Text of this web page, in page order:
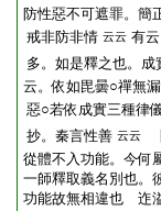
防性惡不可遮罪。簡
戒非防非情 云云 有
多。如是釋之也。
云。依如毘曇○禪無
惡○若依成實三種律
抄。秦言性善 云云
從體不入功能。今
一師釋取義名別也。
功能故無相違也 迮